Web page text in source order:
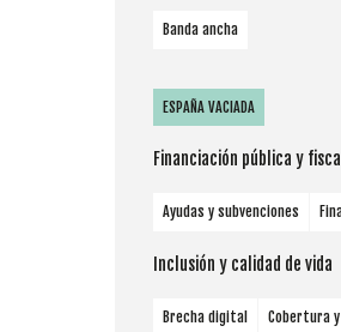
Banda ancha
ESPAÑA VACIADA
Financiación pública y
Ayudas y subvenciones
Inclusión y calidad de vida
Brecha digital Cobertura